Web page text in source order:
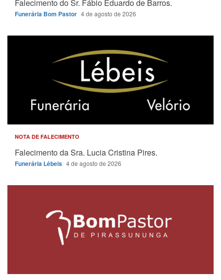
Falecimento do Sr. Fábio Eduardo de Barros.
Funerária Bom Pastor 4 de agosto de 2026
NOTA DE FALECIMENTO
Falecimento da Sra. Lucia Cristina Pires.
Funerária Lébeis 4 de agosto de 2026